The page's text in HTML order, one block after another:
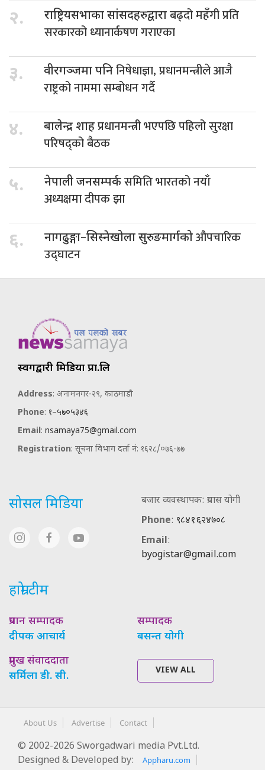
२. राष्ट्रियसभाका सांसदहरुद्वाराबढ्दो महँगी प्रति
सरकारको ध्यानार्कषण गराएका
३. वीरगञ्जमा पनिनिषेधाज्ञा, प्रधानमन्त्रीले आजै
राष्ट्रको नाममा सम्बोधन गर्दै
४. बालेन्द्र शाहप्रधानमन्त्री भएपछि पहिलो सुरक्षा
परिषद्को बैठक
५. नेपाली जनसम्पर्कसमिति भारतको नयाँ
अध्यक्षमा दीपक झा
६. नागढुङ्गा–सिस्नेखोला सुरुङमार्गकोऔपचारिक
उद्घाटन
स्वर्गद्वारी मिडिया प्रा.लि
Address: अनामनगर-२९, काठमाडौ
Phone: १–५७०५३४६
Email: nsamaya75@gmail.com
Registration: सूचना विभाग दर्ता नं: १६२८/०७६-७७
सोसल मिडिया
बजार व्यवस्थापक: प्रयास योगी
Phone: ९८४१६२४७०८
Email:
byogistar@gmail.com
हाम्रो टीम
प्रधान सम्पादक
दीपक आचार्य
सम्पादक
बसन्त योगी
प्रमुख संवाददाता
सर्मिला डी. सी.
VIEW ALL
About Us Advertise Contact
© 2002-2026 Sworgadwari media Pvt.Ltd.
Designed & Developed by:
Appharu.com